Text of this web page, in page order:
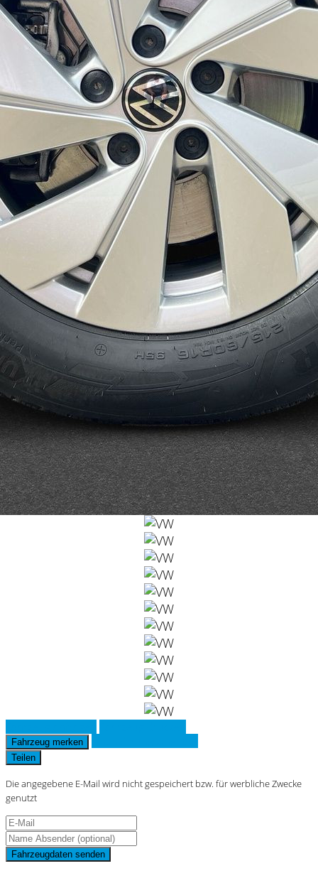
Fahrzeug merken
Teilen
Die angegebene E-Mail wird nicht gespeichert bzw. für werbliche Zwecke
genutzt
Fahrzeugdaten senden